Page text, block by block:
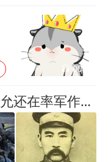
00:02
大清都亡了，陕甘总督升允还在率军作战，差点为溥仪打下半壁江山